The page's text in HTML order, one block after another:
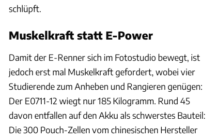
schlüpft.
Muskelkraft statt E-Power
Damit der E-Renner sich im Fotostudio bewegt, ist
jedoch erst mal Muskelkraft gefordert, wobei vier
Studierende zum Anheben und Rangieren genügen:
Der E0711-12 wiegt nur 185 Kilogramm. Rund 45
davon entfallen auf den Akku als schwerstes Bauteil:
Die 300 Pouch-Zellen vom chinesischen Hersteller